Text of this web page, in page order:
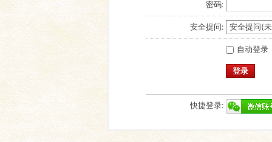
密码:
安全提问:
自动登录
登录
快捷登录: